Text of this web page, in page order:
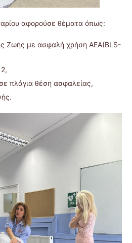
αφορούσε θέματα όπως:
Ζωής με ασφαλή χρήση ΑΕΑ(BLS-
πλάγια θέση ασφαλείας,